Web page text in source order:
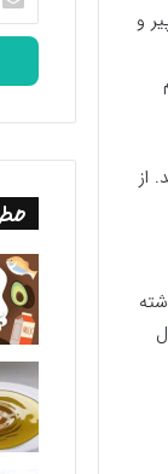
و
از
ایمیل
خود
وارد